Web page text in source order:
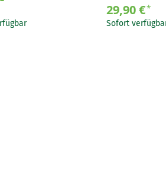
29,90 €*
Sofort